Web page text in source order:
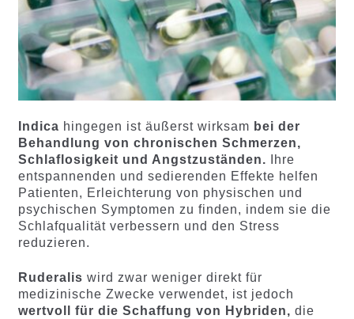
Indica hingegen ist äußerst wirksam bei der
Behandlung von chronischen Schmerzen,
Schlaflosigkeit und Angstzuständen. Ihre
entspannenden und sedierenden Effekte helfen
Patienten, Erleichterung von physischen und
psychischen Symptomen zu finden, indem sie die
Schlafqualität verbessern und den Stress
reduzieren.
Ruderalis wird zwar weniger direkt für
medizinische Zwecke verwendet, ist jedoch
wertvoll für die Schaffung von Hybriden, die